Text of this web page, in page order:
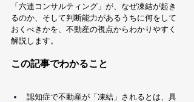
「六連コンサルティング」が、なぜ凍結が起き
るのか、そして判断能力があるうちに何をして
おくべきかを、不動産の視点からわかりやすく
解説します。
この記事でわかること
認知症で不動産が「凍結」されるとは、具